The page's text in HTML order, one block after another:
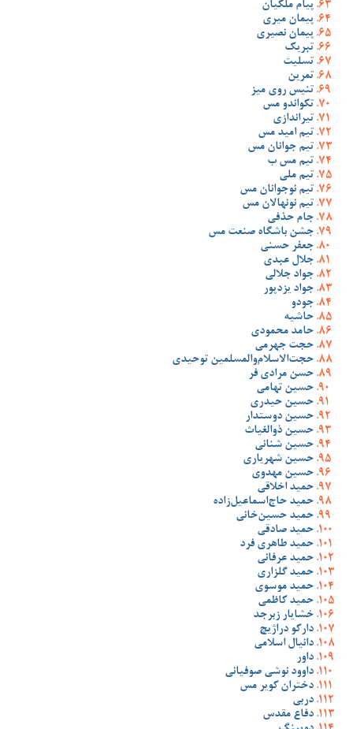
پیام ملکیان
پیمان میری
پیمان نصیری
تبریک
تسلیت
تمرین
تنیس روی میز
تکواندو مس
تیراندازی
تیم امید مس
تیم جوانان مس
تیم مس ب
تیم ملی
تیم نوجوانان مس
تیم نونهالان مس
جام حذفی
جشن باشگاه صنعت مس
جعفر حسنی
جلال عبدی
جواد جلالی
جواد یزدپور
جودو
حاشیه
حامد محمودی
حجت جهرمی
حجت‌الاسلام‌والمسلمین توحیدی
حسن مرادی فر
حسین تهامی
حسین حیدری
حسین دوستدار
حسین ذوالغیاث
حسین شنانی
حسین شهریاری
حسین مهدوی
حمید اخلاقی
حمید حاج‌اسماعیل‌زاده
حمید حسین‌خانی
حمید صادقی
حمید طاهری فرد
حمید عرفانی
حمید گلزاری
حمید موسوی
حمید کاظمی
خشایار زبرجد
دارکو دراژیچ
دانیال اسلامی
داور
داوود نوشی صوفیانی
دختران کویر مس
دربی
دفاع مقدس